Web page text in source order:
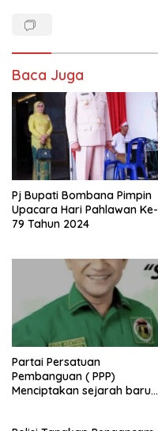
Baca Juga
Pj Bupati Bombana Pimpin
Upacara Hari Pahlawan Ke-
79 Tahun 2024
Partai Persatuan
Pembanguan ( PPP)
Menciptakan sejarah baru